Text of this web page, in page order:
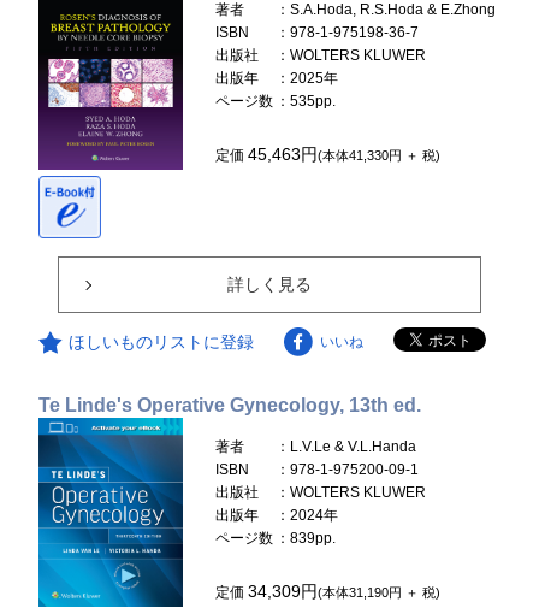
著者
：S.A.Hoda, R.S.Hoda & E.Zhong
ISBN
：978-1-975198-36-7
出版社
：WOLTERS KLUWER
出版年
：2025年
ページ数 ：535pp.
定価45,463円(本体41,330円 ＋ 税)
詳しく見る
ほしいものリストに登録 いいね
Te Linde's Operative Gynecology, 13th ed.
著者
：L.V.Le & V.L.Handa
ISBN
：978-1-975200-09-1
出版社
：WOLTERS KLUWER
出版年
：2024年
ページ数 ：839pp.
定価34,309円(本体31,190円 ＋ 税)